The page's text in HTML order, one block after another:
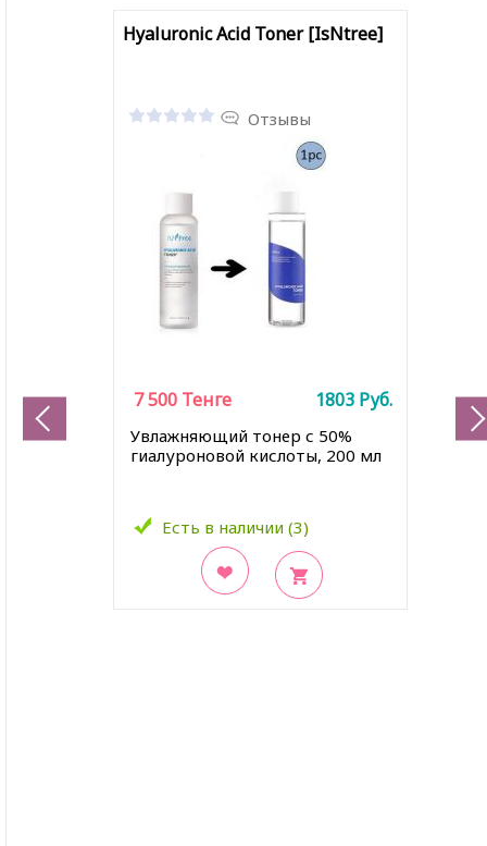
Hyaluronic Acid Toner [IsNtree]
Отзывы
Увлажняющий тонер с 50%
гиалуроновой кислоты, 200 мл
Есть в наличии (3)
7 500 Тенге 1803 Руб.